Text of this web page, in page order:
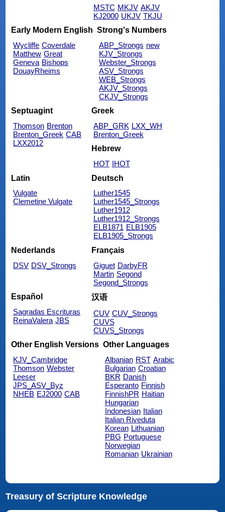
MSTC MKJV AKJV
KJ2000 UKJV TKJU
Early Modern English
Wycliffe Coverdale
Matthew Great
Geneva Bishops
DouayRheims
Strong's Numbers
ABP_Strongs new
KJV_Strongs
Webster_Strongs
ASV_Strongs
WEB_Strongs
AKJV_Strongs
CKJV_Strongs
Septuagint
Thomson Brenton
Brenton_Greek CAB
LXX2012
Greek
ABP_GRK LXX_WH
Brenton_Greek
Hebrew
HOT IHOT
Latin
Vulgate
Clemetine Vulgate
Deutsch
Luther1545
Luther1545_Strongs
Luther1912
Luther1912_Strongs
ELB1871 ELB1905
ELB1905_Strongs
Nederlands
DSV DSV_Strongs
Français
Giguet DarbyFR
Martin Segond
Segond_Strongs
Español
Sagradas Escrituras
ReinaValera JBS
汉语
CUV CUV_Strongs
CUVS
CUVS_Strongs
Other English Versions
KJV_Cambridge
Thomson Webster
Leeser
JPS_ASV_Byz
NHEB EJ2000 CAB
Other Languages
Albanian RST Arabic
Bulgarian Croatian
BKR Danish
Esperanto Finnish
FinnishPR Haitian
Hungarian
Indonesian Italian
Italian Riveduta
Korean Lithuanian
PBG Portuguese
Norwegian
Romanian Ukrainian
Treasury of Scripture Knowledge